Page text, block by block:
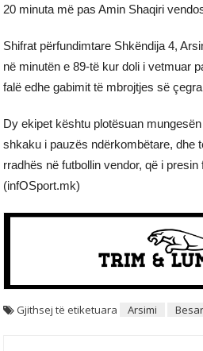
20 minuta më pas Amin Shaqiri
Shifrat përfundimtare Shkëndija 4,
në minutën e 89-të kur doli i vetmuar
falë edhe gabimit të mbrojtjes së
Dy ekipet kështu plotësuan
shkaku i pauzës ndërkombëtare, dhe
rradhës në futbollin vendor, që i
(infOSport.mk)
Gjithsej të etiketuara Arsimi